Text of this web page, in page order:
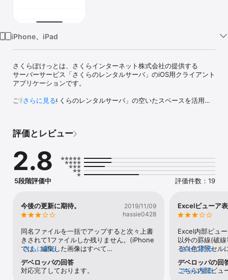
iPhone、iPad
さくらぽけっとは、さくらインターネット株式会社の提供する
サーバーサービス「さくらのレンタルサーバ」のiOS用クライアント
アプリケーションです。
ご利用中の「さくらのレンタルサーバ」の空いたスペースを活用
さくらぽけっとの主な特徴は以下の通りです。
・ご利用端末から写真・動画のアップロードが可能
撮影した写真・動画をさくらのレンタルサーバにアップロードす
ることで
ご利用端末の容量を気にすることなく、写真や動画の閲覧が可能
になります。
・サーバーから直接画像や動画を閲覧することが可能
サムネイルやギャラリー表示を利用することで、サーバーにアッ
動画を端末にダウンロードすることなく、直接閲覧することが可
能です。
もちろん端末にダウンロードすることもできます。
・パソコンとの連携
さらに見る
評価とレビュー
2.8
5段階評価中 評価件数：19
今後の更新に期待。
2019/11/09
hassie0428
同名ファイルを一括でアップすると次々上書
きされて1ファイルしか残りません。(iPhone
では、編集した画像はすべて
に自動で番号を振りながらアップする機能が
あると有り難いです。今後に期待。
さらに見る
デベロッパの回答
対応完了しております。
Excelビューア
Excel内部ビュ
以外の罫線(破
る白色背景セル
にて対応が難し
表示切替可能に
さらに見る
デベロッパの回
こちら内部ビュ
さらに見る